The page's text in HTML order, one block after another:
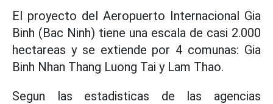
El proyecto del Aeropuerto Internacional Gia
Binh (Bac Ninh) tiene una escala de casi 2.000
hectareas y se extiende por 4 comunas: Gia
Binh Nhan Thang Luong Tai y Lam Thao.
Segun las estadisticas de las agencias